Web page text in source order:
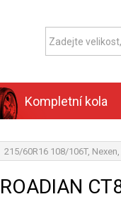
Kompletní kola
215/60R16 108/106T, Nexen,